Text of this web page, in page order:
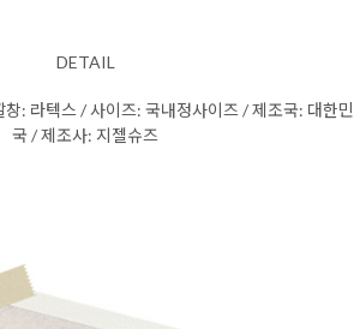
DETAIL
: 라텍스 / 사이즈: 국내정사이즈 / 제조국: 대한민
국 / 제조사: 지젤슈즈